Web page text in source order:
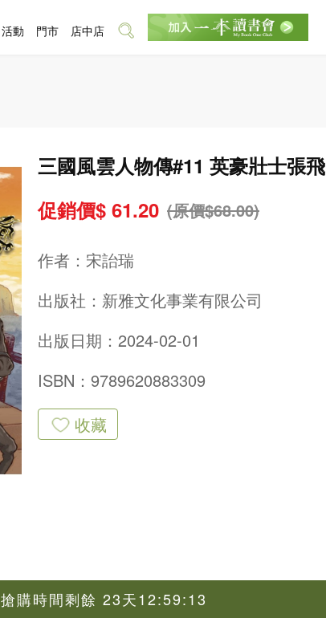
三國風雲人物傳#11 英豪壯士張飛
促銷價$ 61.20 (原價$68.00)
作者： 宋詒瑞
出版社： 新雅文化事業有限公司
出版日期：2024-02-01
ISBN：9789620883309
收藏
搶購時間剩餘 23天12:59:12
活動 門市 店中店